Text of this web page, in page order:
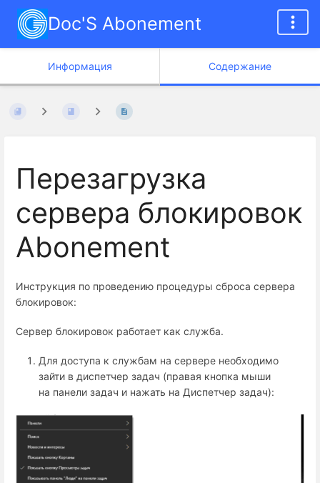
Doc'S Abonement
Информация Содержание
Перезагрузка
сервера блокировок
Abonement
Инструкция по проведению процедуры сброса сервера
блокировок:
Сервер блокировок работает как служба.
Для доступа к службам на сервере необходимо
зайти в диспетчер задач (правая кнопка мыши
на панели задач и нажать на Диспетчер задач):